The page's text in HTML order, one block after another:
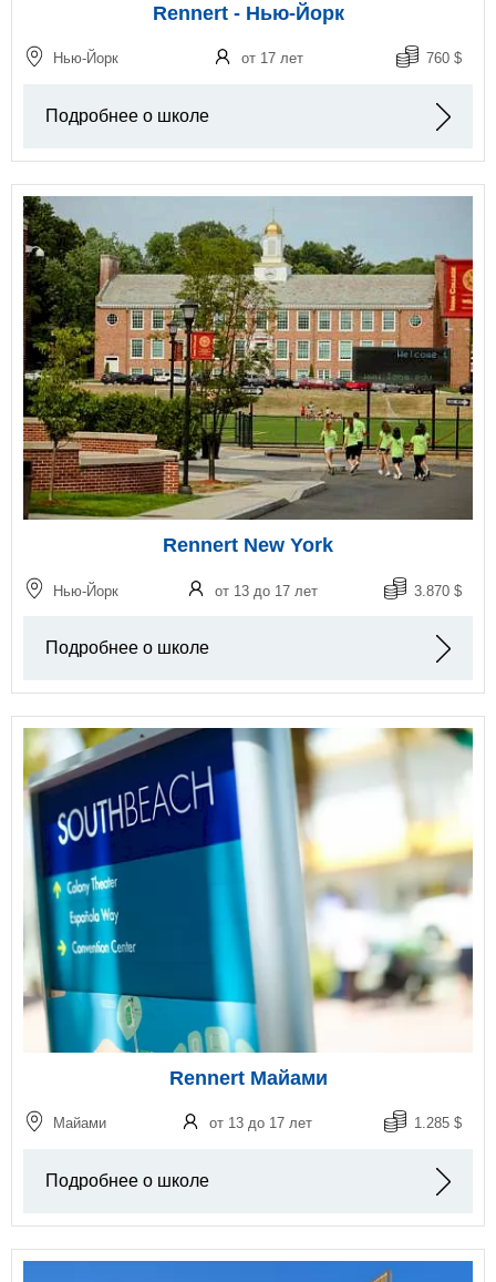
Rennert - Нью-Йорк
Нью-Йорк от 17 лет 760 $
Подробнее о школе
Rennert New York
Нью-Йорк от 13 до 17 лет 3.870 $
Подробнее о школе
Rennert Майами
Майами от 13 до 17 лет 1.285 $
Подробнее о школе